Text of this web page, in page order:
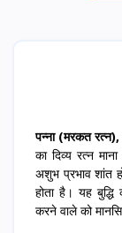
पन्ना (मरकत
का दिव्य रत्न
अशुभ प्रभाव शांत
होता है। यह बुद्धि
करने वाले को